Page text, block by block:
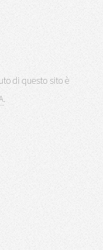
di questo sito è
.